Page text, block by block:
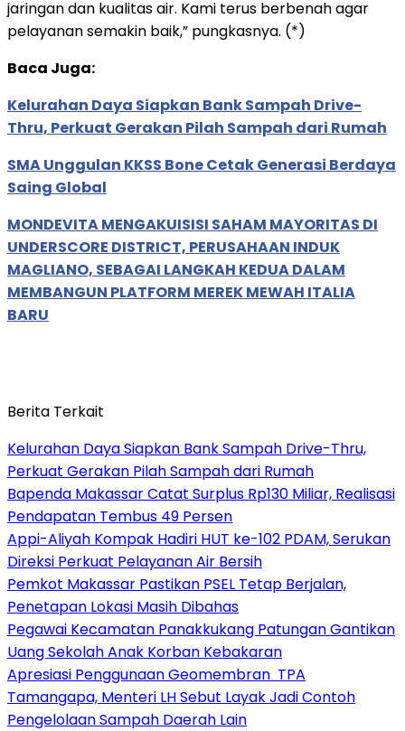
jaringan dan kualitas air. Kami terus berbenah agar
pelayanan semakin baik,” pungkasnya. (*)
Baca Juga:
Kelurahan Daya Siapkan Bank Sampah Drive-
Thru, Perkuat Gerakan Pilah Sampah dari Rumah
SMA Unggulan KKSS Bone Cetak Generasi Berdaya
Saing Global
MONDEVITA MENGAKUISISI SAHAM MAYORITAS DI
UNDERSCORE DISTRICT, PERUSAHAAN INDUK
MAGLIANO, SEBAGAI LANGKAH KEDUA DALAM
MEMBANGUN PLATFORM MEREK MEWAH ITALIA
BARU
Berita Terkait
Kelurahan Daya Siapkan Bank Sampah Drive-Thru,
Perkuat Gerakan Pilah Sampah dari Rumah
Bapenda Makassar Catat Surplus Rp130 Miliar, Realisasi
Pendapatan Tembus 49 Persen
Appi-Aliyah Kompak Hadiri HUT ke-102 PDAM, Serukan
Direksi Perkuat Pelayanan Air Bersih
Pemkot Makassar Pastikan PSEL Tetap Berjalan,
Penetapan Lokasi Masih Dibahas
Pegawai Kecamatan Panakkukang Patungan Gantikan
Uang Sekolah Anak Korban Kebakaran
Apresiasi Penggunaan Geomembran TPA
Tamangapa, Menteri LH Sebut Layak Jadi Contoh
Pengelolaan Sampah Daerah Lain